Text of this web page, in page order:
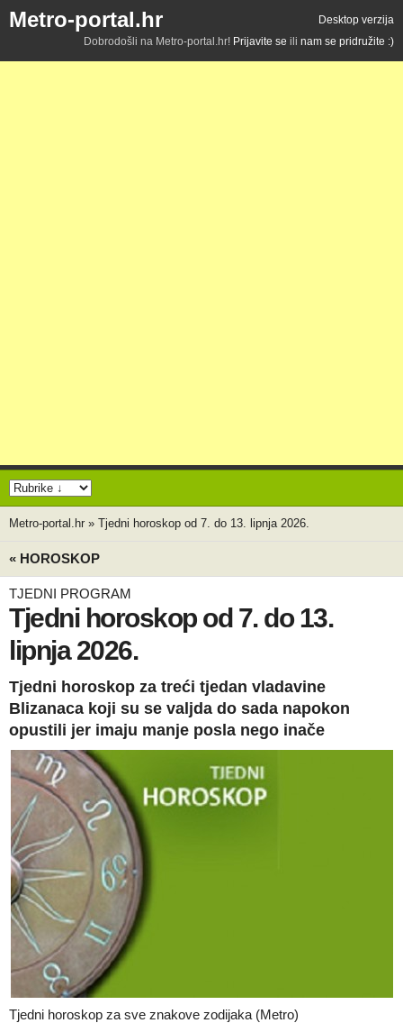
Metro-portal.hr
Desktop verzija
Dobrodošli na Metro-portal.hr! Prijavite se ili nam se pridružite :)
Metro-portal.hr » Tjedni horoskop od 7. do 13. lipnja 2026.
« HOROSKOP
TJEDNI PROGRAM
Tjedni horoskop od 7. do 13.
lipnja 2026.
Tjedni horoskop za treći tjedan vladavine
Blizanaca koji su se valjda do sada napokon
opustili jer imaju manje posla nego inače
Tjedni horoskop za sve znakove zodijaka (Metro)